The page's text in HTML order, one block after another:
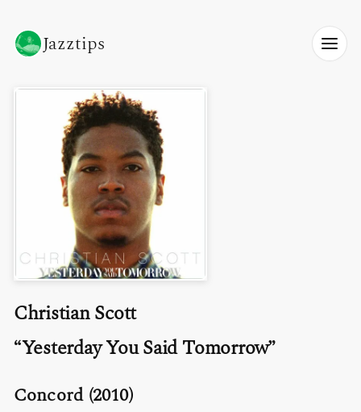
Jazztips
Christian Scott
Yesterday You Said Tomorrow
Concord (2010)